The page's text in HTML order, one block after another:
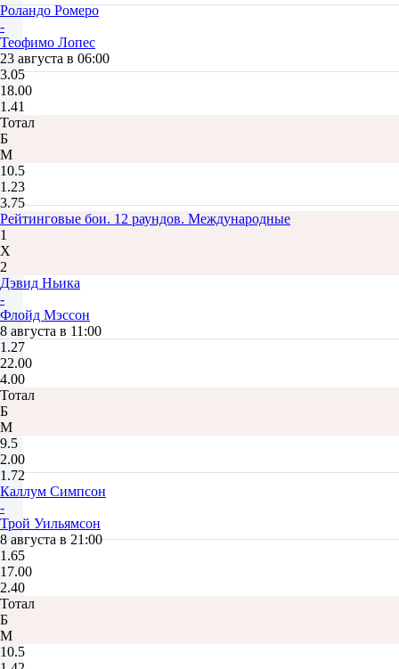
Роландо Ромеро
-
Теофимо Лопес
23 августа в 06:00
3.05
18.00
1.41
Тотал
Б
М
10.5
1.23
3.75
Рейтинговые бои. 12 раундов. Международные
1
Х
2
Дэвид Ньика
-
Флойд Мэссон
8 августа в 11:00
1.27
22.00
4.00
Тотал
Б
М
9.5
2.00
1.72
Каллум Симпсон
-
Трой Уильямсон
8 августа в 21:00
1.65
17.00
2.40
Тотал
Б
М
10.5